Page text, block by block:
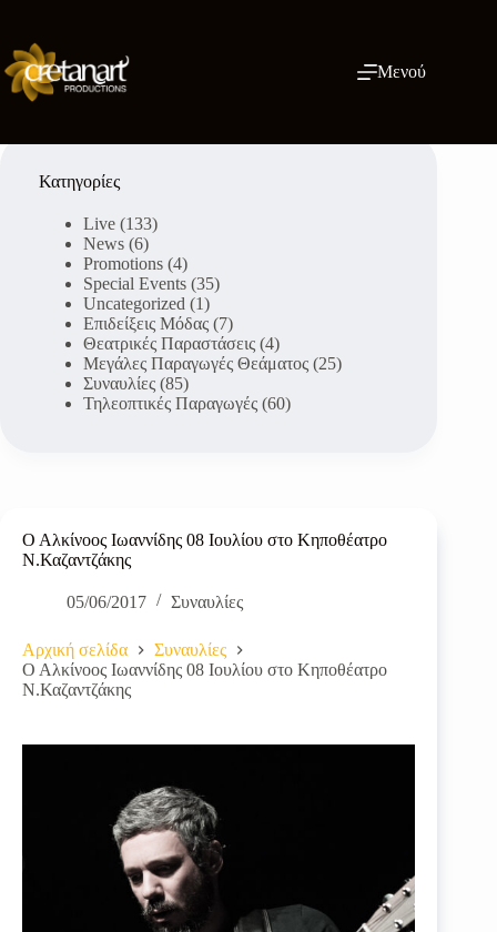
περιεχόμενο
Μενού
Ο Αλκίνοος Ιωαννίδης 08 Ιουλίου στο Κηποθέατρο
Ν.Καζαντζάκης
05/06/2017 Συναυλίες
Αρχική σελίδα
Συναυλίες
Ο Αλκίνοος Ιωαννίδης 08 Ιουλίου στο Κηποθέατρο
Ν.Καζαντζάκης
Κατηγορίες
Live (133)
News (6)
Promotions (4)
Special Events (35)
Uncategorized (1)
Επιδείξεις Μόδας (7)
Θεατρικές Παραστάσεις (4)
Μεγάλες Παραγωγές Θεάματος (25)
Συναυλίες (85)
Τηλεοπτικές Παραγωγές (60)